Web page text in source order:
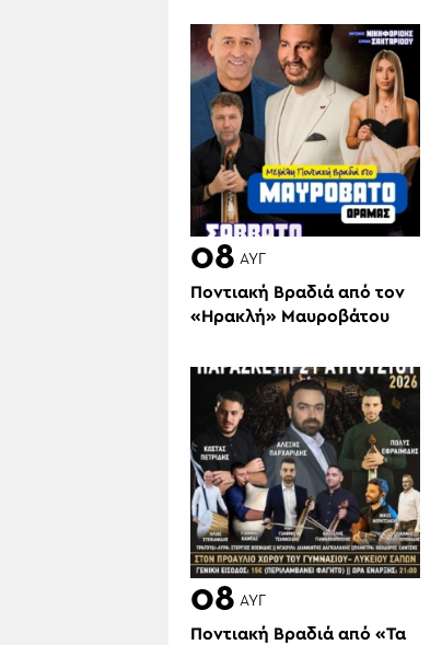
08 ΑΥΓ
Ποντιακή Βραδιά από τον
«Ηρακλή» Μαυροβάτου
08 ΑΥΓ
Ποντιακή Βραδιά από «Τα